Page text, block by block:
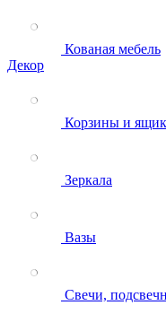
Кованая мебель
Декор
Корзины и
Зеркала
Вазы
Свечи,